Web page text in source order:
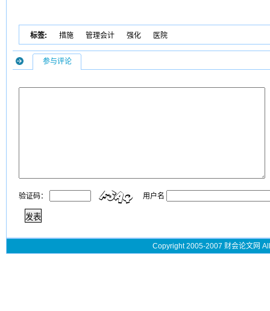
标签: 措施 管理会计 强化 医院
参与评论
验证码： 用户名
Copyright 2005-2007 财会论文网